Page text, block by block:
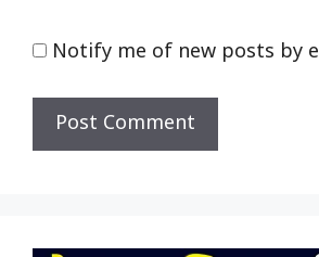
Notify me of new posts by